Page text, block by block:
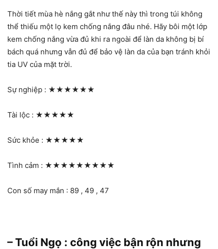
Thời tiết mùa hè nắng gắt như thế này thì trong túi không
thể thiếu một lọ kem chống nắng đâu nhé. Hãy bôi một lớp
kem chống nắng vừa đủ khi ra ngoài để làn da không bị bí
bách quá nhưng vẫn đủ để bảo vệ làn da của bạn tránh khỏi
tia UV của mặt trời.
Sự nghiệp : ★★★★★★
Tài lộc : ★★★★★
Sức khỏe : ★★★★★
Tình cảm : ★★★★★★★★★
Con số may mắn : 89 , 49 , 47
– Tuổi Ngọ : công việc bận rộn nhưng